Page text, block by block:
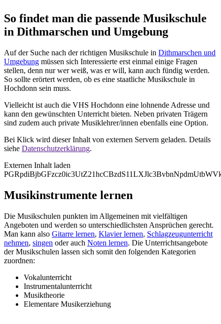
So findet man die passende Musikschule
in Dithmarschen und Umgebung
Auf der Suche nach der richtigen Musikschule in Dithmarschen und
Umgebung müssen sich Interessierte erst einmal einige Fragen
stellen, denn nur wer weiß, was er will, kann auch fündig werden.
So sollte erörtert werden, ob es eine staatliche Musikschule in
Hochdonn sein muss.
Vielleicht ist auch die VHS Hochdonn eine lohnende Adresse und
kann den gewünschten Unterricht bieten. Neben privaten Trägern
sind zudem auch private Musiklehrer/innen ebenfalls eine Option.
Bei Klick wird dieser Inhalt von externen Servern geladen. Details
siehe Datenschutzerklärung.
Externen Inhalt laden
Musikinstrumente lernen
Die Musikschulen punkten im Allgemeinen mit vielfältigen
Angeboten und werden so unterschiedlichsten Ansprüchen gerecht.
Man kann also Gitarre lernen, Klavier lernen, Schlagzeugunterricht
nehmen, singen oder auch Noten lernen. Die Unterrichtsangebote
der Musikschulen lassen sich somit den folgenden Kategorien
zuordnen:
Vokalunterricht
Instrumentalunterricht
Musiktheorie
Elementare Musikerziehung